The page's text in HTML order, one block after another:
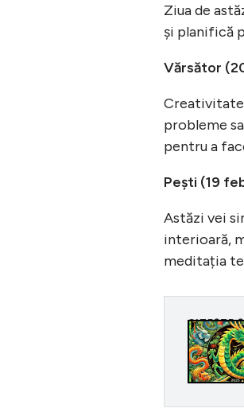
Ziua de
și planifică
Vărsător
probleme
pentru a
Pești (19
Astăzi vei
interioară,
meditația
CITEȘTE